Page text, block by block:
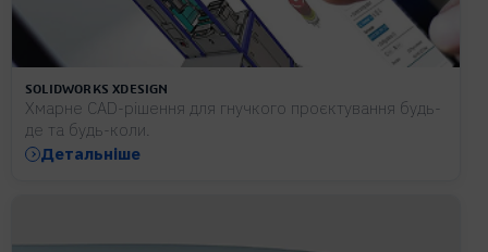
SOLIDWORKS XDESIGN
Хмарне CAD-рішення для гнучкого проєктування будь-
де та будь-коли.
Детальніше